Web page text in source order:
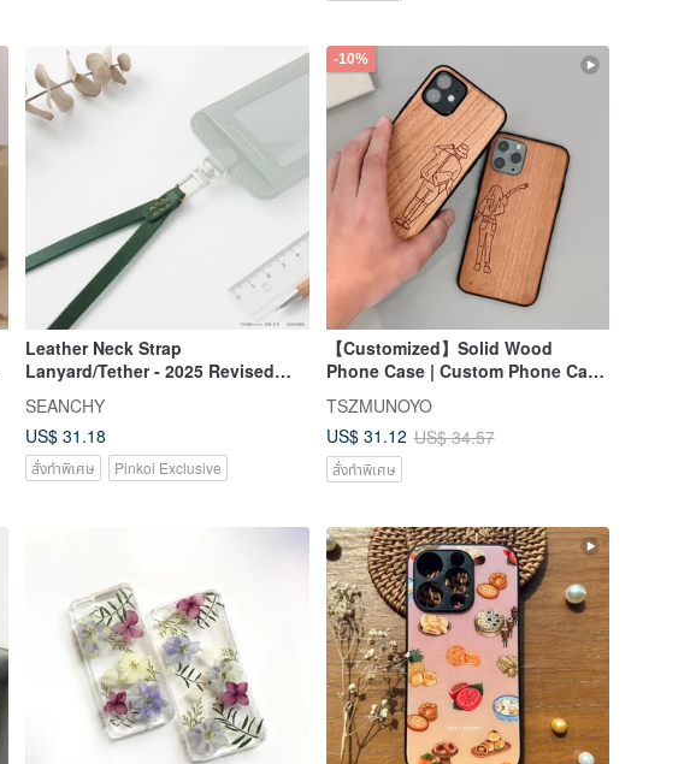
Leather Neck Strap
Lanyard/Tether - 2025 Revised
Options Available)
SEANCHY
US$ 31.18
สั่งทำพิเศษ Pinkoi Exclusive
-10%
【Customized】Solid Wood
Phone Case | Custom Phone Case
TSZMUNOYO
US$ 31.12 US$ 34.57
สั่งทำพิเศษ